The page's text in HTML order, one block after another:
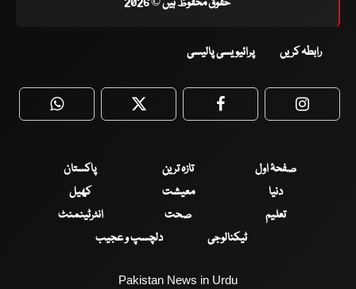
رابطہ کریں پرائیویسی پالیسی
WhatsApp Twitter Facebook
صفحۂ اول تازہ ترین
پاکستان
دنیا
معیشت
کھیل
تعلیم
صحت
انٹرٹینمنٹ
ٹیکنالوجی
دلچسپ و عجیب
Pakistan News in Urdu